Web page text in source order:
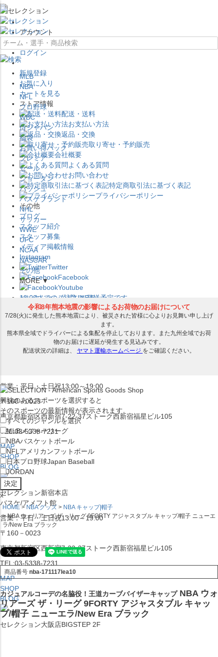
×
アカウント
ログイン
新規登録
お気に入り
カートを見る
ストア情報
配送・送料
お支払い方法
返品・交換
取り寄せ・予約販売
会社概要
よくある質問
お問い合わせ
特定商取引法に基づく表記
プライバシーポリシー
その他
ブログ
スタッフ紹介
スタッフ募集
メディア掲載情報
Instagram
Twitter
Facebook
Youtube
セレクション公式LINE@
営業：平日・土日祝13:00～19:00
〒160－0023
東京都新宿区西新宿7-22-37ストーク西新宿福星ビル105
TEL:03-5338-7231
MAP
SHOP
BLOG
セレクション新宿本店
バスケ/アメフト館
営業：平日・土日祝13:00～19:00
〒160－0023
東京都新宿区西新宿7-22-37ストーク西新宿福星ビル105
TEL:03-5338-7231
MAP
SHOP
BLOG
セレクション大阪店BIGSTEP 2F
MLB
NBA
NFL
プロ野球
WBC
侍ジャパン
福袋
お買い得パック
プレミア
セール
ジョーダン
バッシュ
バスケブランド
NHL
サッカー
WWE
UFC
NCAA
NASCAR
その他
MORE ▼
12:00までのご注文は発送予定です。
在庫品は 1-3営業日内で発送!! ※お取寄せ商品は対象外
興味のあるスポーツを選択すると
そのスポーツの最新情報が表示されます。
すべてのジャンルを選択
MLBメジャーリーグ
NBAバスケットボール
NFL アメリカンフットボール
日本プロ野球Japan Baseball
JORDAN
x
HOME NBA グッズ
NBA キャップ|帽子
NBA ウォリアーズ ザ・リーグ 9FORTY アジャスタブル キャップ/帽子 ニューエ
ラ/New Era ブラック
商品番号 nba-171117lea10
カジュアルコーデの名脇役！王道カーブバイザーキャップ NBA ウォ
リアーズ ザ・リーグ 9FORTY アジャスタブル キャッ
プ/帽子 ニューエラ/New Era ブラック